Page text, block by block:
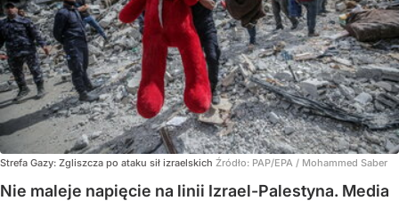
Strefa Gazy: Zgliszcza po ataku sił izraelskich Źródło: PAP/EPA / Mohammed Saber
Nie maleje napięcie na linii Izrael-Palestyna. Media